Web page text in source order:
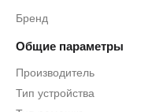
Бренд
Общие параметры
Производитель
Тип устройства